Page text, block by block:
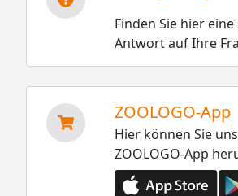
Finden Sie hier
Antwort auf Ihre
ZOOLOGO-App
Hier können Sie
ZOOLOGO-App